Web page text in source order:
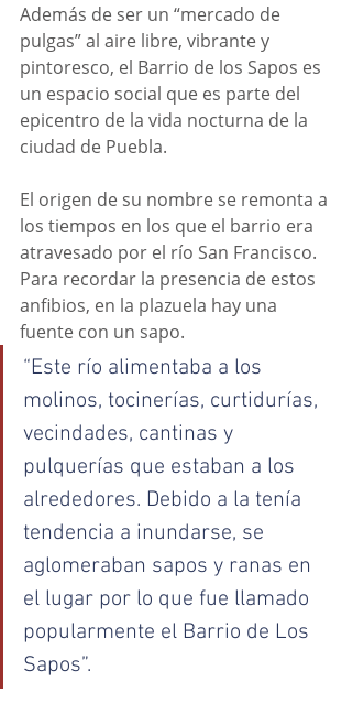
Además de ser un “mercado de
pulgas” al aire libre, vibrante y
pintoresco, el Barrio de los Sapos es
un espacio social que es parte del
epicentro de la vida nocturna de la
ciudad de Puebla.
El origen de su nombre se remonta a
los tiempos en los que el barrio era
atravesado por el río San Francisco.
Para recordar la presencia de estos
anfibios, en la plazuela hay una
fuente con un sapo.
“Este río alimentaba a los
molinos, tocinerías, curtidurías,
vecindades, cantinas y
pulquerías que estaban a los
alrededores. Debido a la tenía
tendencia a inundarse, se
aglomeraban sapos y ranas en
el lugar por lo que fue llamado
popularmente el Barrio de Los
Sapos”.